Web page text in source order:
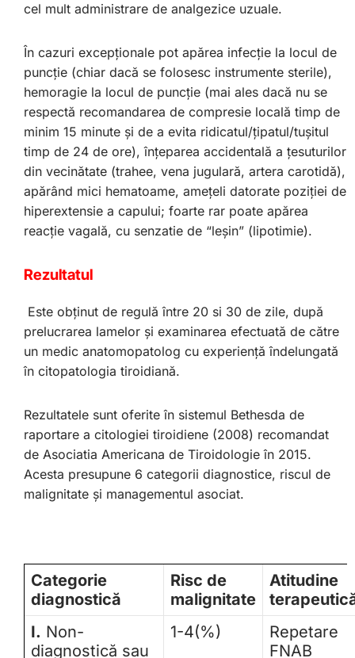
cel mult administrare de analgezice uzuale.
În cazuri excepţionale pot apărea infecţie la locul de
puncţie (chiar dacă se folosesc instrumente sterile),
hemoragie la locul de puncţie (mai ales dacă nu se
respectă recomandarea de compresie locală timp de
minim 15 minute şi de a evita ridicatul/ţipatul/tuşitul
timp de 24 de ore), înţeparea accidentală a ţesuturilor
din vecinătate (trahee, vena jugulară, artera carotidă),
apărând mici hematoame, ameţeli datorate poziţiei de
hiperextensie a capului; foarte rar poate apărea
reacţie vagală, cu senzatie de “leşin” (lipotimie).
Rezultatul
Este obţinut de regulă între 20 si 30 de zile, după
prelucrarea lamelor şi examinarea efectuată de către
un medic anatomopatolog cu experienţă îndelungată
în citopatologia tiroidiană.
Rezultatele sunt oferite în sistemul Bethesda de
raportare a citologiei tiroidiene (2008) recomandat
de Asociatia Americana de Tiroidologie în 2015.
Acesta presupune 6 categorii diagnostice, riscul de
malignitate şi managementul asociat.
Categorie
diagnostică
Risc de
malignitate
Atitudine
I. Non-
diagnostică sau
1-4(%)
Repetare
FNAB